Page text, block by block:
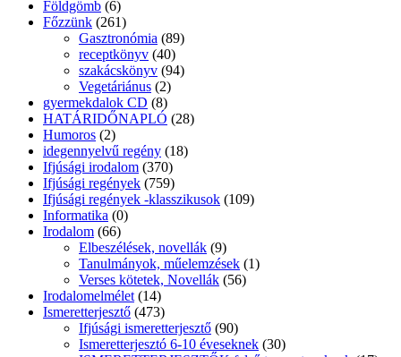
Földgömb (6)
Főzzünk (261)
Gasztronómia (89)
receptkönyv (40)
szakácskönyv (94)
Vegetáriánus (2)
gyermekdalok CD (8)
HATÁRIDŐNAPLÓ (28)
Humoros (2)
idegennyelvű regény (18)
Ifjúsági irodalom (370)
Ifjúsági regények (759)
Ifjúsági regények -klasszikusok (109)
Informatika (0)
Irodalom (66)
Elbeszélések, novellák (9)
Tanulmányok, műelemzések (1)
Verses kötetek, Novellák (56)
Irodalomelmélet (14)
Ismeretterjesztő (473)
Ifjúsági ismeretterjesztő (90)
Ismeretterjesztó 6-10 éveseknek (30)